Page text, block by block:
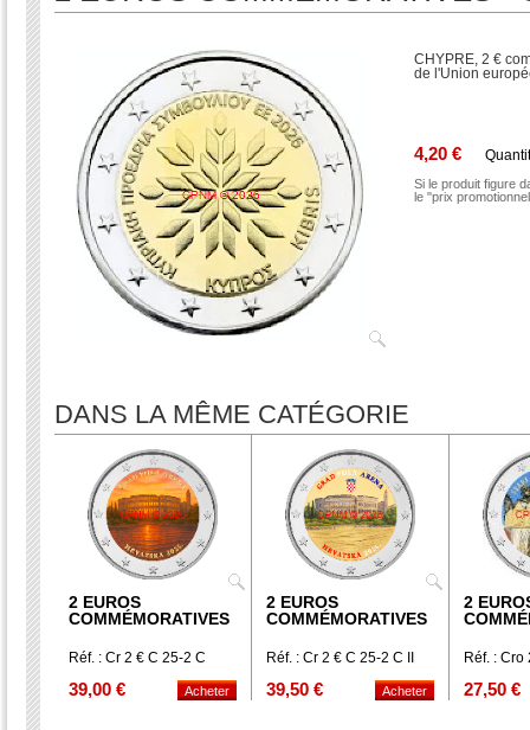
CHYPRE, 2 €
de l'Union
4,20 €
Si le produit figure
le "prix
DANS LA MÊME CATÉGORIE
2 EUROS
COMMÉMORATIVES
Réf. : Cr 2 € C 25-2 C
39,00 €
2 EUROS
COMMÉMORATIVES
Réf. : Cr 2 € C 25-2 C II
39,50 €
2
Réf. : Cro
27,50 €